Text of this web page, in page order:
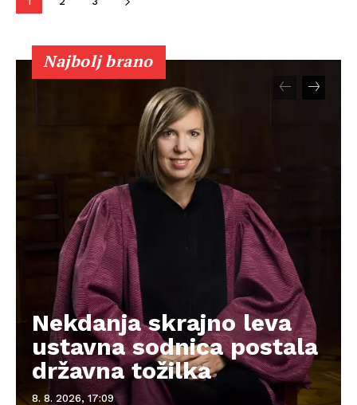
Najbolj brano
Nekdanja skrajno leva
ustavna sodnica postala
državna tožilka
8. 8. 2026, 17:09